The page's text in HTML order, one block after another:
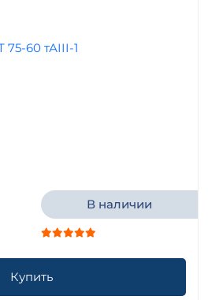
В наличии
Купить